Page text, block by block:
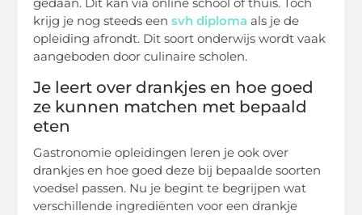
krijg je nog steeds eensvh diploma als je de
opleiding afrondt. Dit soort onderwijs wordt vaak
aangeboden door culinaire scholen.
Je leert over drankjes en hoe goed
ze kunnen matchen met bepaald
eten
Gastronomie opleidingen leren je ook over
drankjes en hoe goed deze bij bepaalde soorten
voedsel passen. Nu je begint te begrijpen wat
verschillende ingrediënten voor een drankje